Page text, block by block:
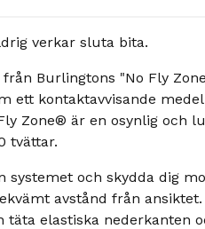
verkar sluta bita.
Burlingtons "No Fly
ett kontaktavvisande
Zone® är en osynlig och
tvättar.
och skydda dig
avstånd från ansiktet.
täta elastiska nederkanten